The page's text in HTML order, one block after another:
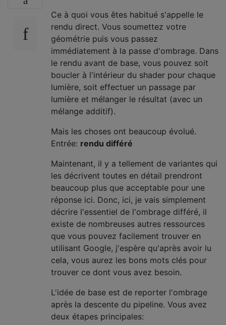
Ce à quoi vous êtes habitué s'appelle le
rendu direct. Vous soumettez votre
géométrie puis vous passez
immédiatement à la passe d'ombrage. Dans
le rendu avant de base, vous pouvez soit
boucler à l'intérieur du shader pour chaque
lumière, soit effectuer un passage par
lumière et mélanger le résultat (avec un
mélange additif).
Mais les choses ont beaucoup évolué.
Entrée: rendu différé
Maintenant, il y a tellement de variantes qui
les décrivent toutes en détail prendront
beaucoup plus que acceptable pour une
réponse ici. Donc, ici, je vais simplement
décrire l'essentiel de l'ombrage différé, il
existe de nombreuses autres ressources
que vous pouvez facilement trouver en
utilisant Google, j'espère qu'après avoir lu
cela, vous aurez les bons mots clés pour
trouver ce dont vous avez besoin.
L'idée de base est de reporter l'ombrage
après la descente du pipeline. Vous avez
deux étapes principales: